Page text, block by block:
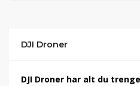
DJI Droner
DJI Droner har alt du